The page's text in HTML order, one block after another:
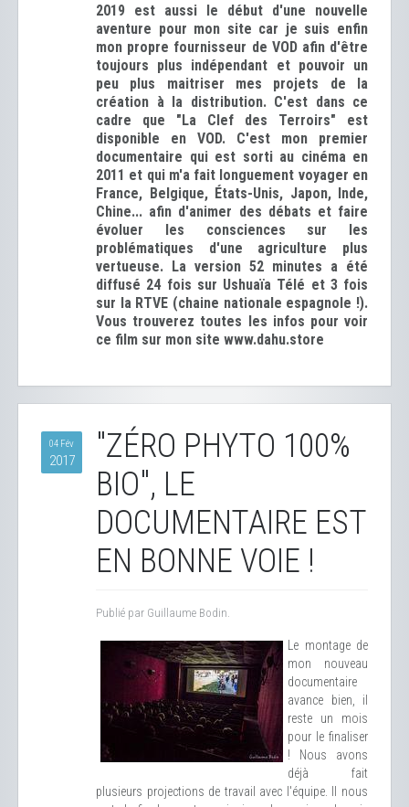
2019 est aussi le début d'une nouvelle
aventure pour mon site car je suis enfin
mon propre fournisseur de VOD afin d'être
toujours plus indépendant et pouvoir un
peu plus maitriser mes projets de la
création à la distribution. C'est dans ce
cadre que "La Clef des Terroirs" est
disponible en VOD. C'est mon premier
documentaire qui est sorti au cinéma en
2011 et qui m'a fait longuement voyager en
France, Belgique, États-Unis, Japon, Inde,
Chine... afin d'animer des débats et faire
évoluer les consciences sur les
problématiques d'une agriculture plus
vertueuse. La version 52 minutes a été
diffusé 24 fois sur Ushuaïa Télé et 3 fois
sur la RTVE (chaine nationale espagnole !).
Vous trouverez toutes les infos pour voir
ce film sur mon site www.dahu.store
04 Fév
2017
"ZÉRO PHYTO 100%
BIO", LE
DOCUMENTAIRE EST
EN BONNE VOIE !
Publié par Guillaume Bodin.
Le montage de
mon nouveau
documentaire
avance bien, il
reste un mois
pour le finaliser
! Nous avons
déjà fait
plusieurs projections de travail avec l'équipe. Il nous